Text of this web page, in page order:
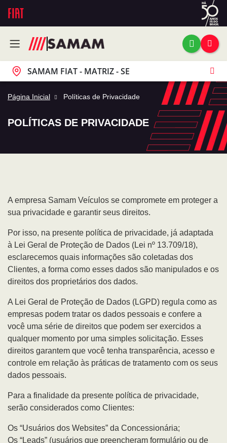
SAMAM FIAT - MATRIZ - SE
Página Inicial Políticas de Privacidade
POLÍTICAS DE PRIVACIDADE
A empresa Samam Veículos se compromete em proteger a
sua privacidade e garantir seus direitos.
Por isso, na presente política de privacidade, já adaptada
à Lei Geral de Proteção de Dados (Lei nº 13.709/18),
esclarecemos quais informações são coletadas dos
Clientes, a forma como esses dados são manipulados e os
direitos dos proprietários dos dados.
A Lei Geral de Proteção de Dados (LGPD) regula como as
empresas podem tratar os dados pessoais e confere a
você uma série de direitos que podem ser exercidos a
qualquer momento por uma simples solicitação. Esses
direitos garantem que você tenha transparência, acesso e
controle em relação às práticas de tratamento com os seus
dados pessoais.
Para a finalidade da presente política de privacidade,
serão considerados como Clientes:
Os “Usuários dos Websites” da Concessionária;
Os “Leads” (usuários que preencheram formulário ou de